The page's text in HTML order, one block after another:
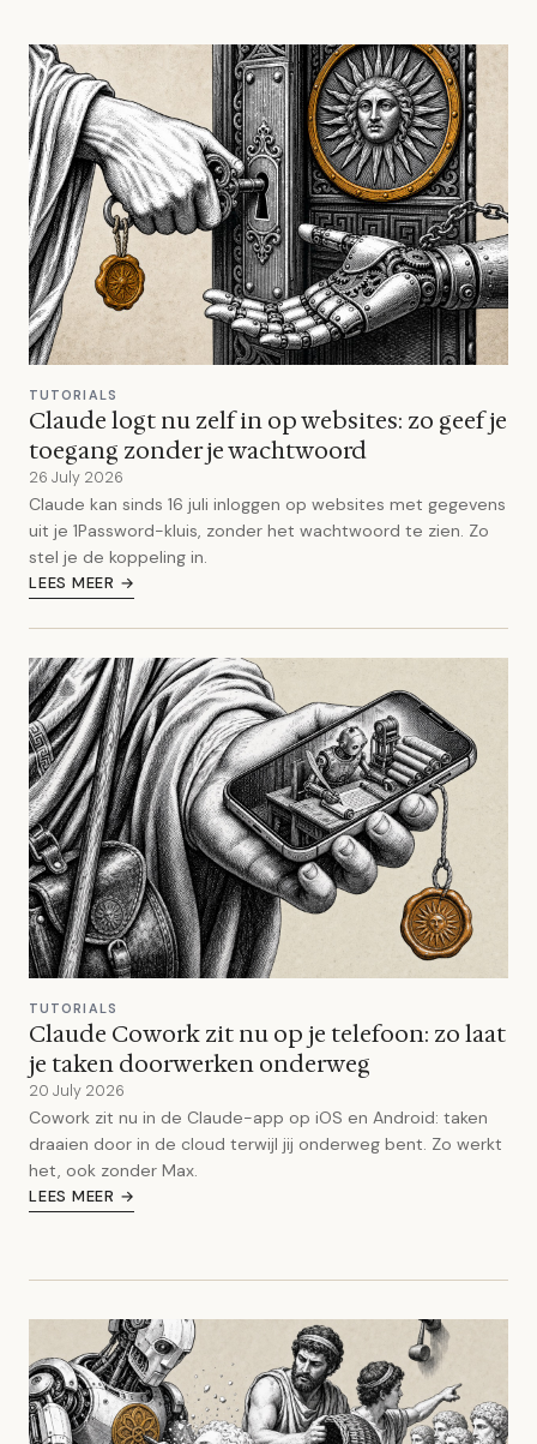
TUTORIALS
Claude logt nu zelf in op websites: zo geef je
toegang zonder je wachtwoord
26 July 2026
Claude kan sinds 16 juli inloggen op websites met gegevens
uit je 1Password-kluis, zonder het wachtwoord te zien. Zo
stel je de koppeling in.
LEES MEER →
TUTORIALS
Claude Cowork zit nu op je telefoon: zo laat
je taken doorwerken onderweg
20 July 2026
Cowork zit nu in de Claude-app op iOS en Android: taken
draaien door in de cloud terwijl jij onderweg bent. Zo werkt
het, ook zonder Max.
LEES MEER →